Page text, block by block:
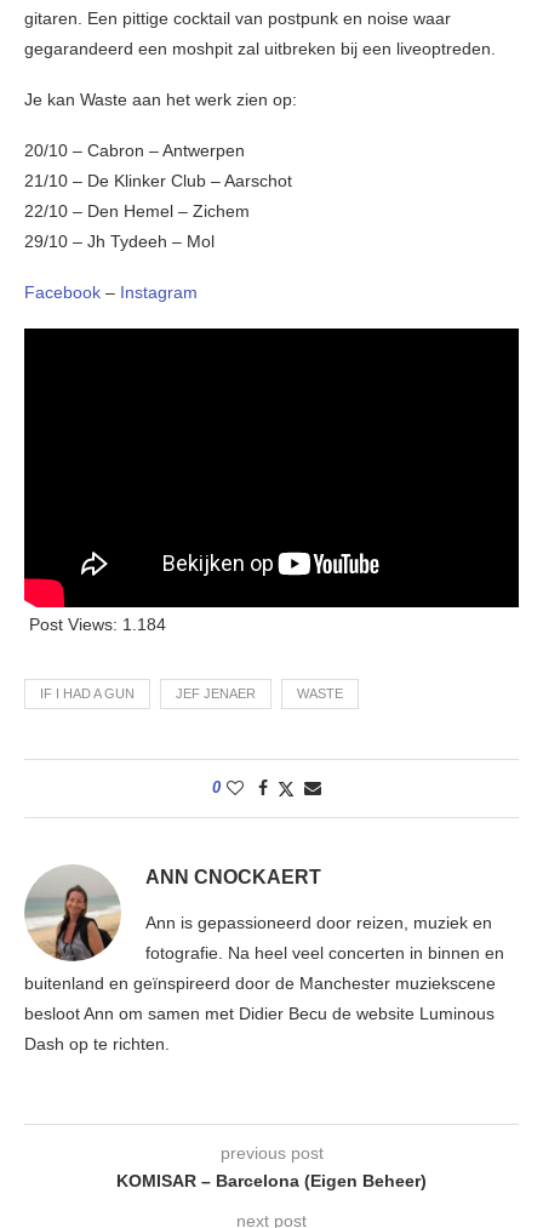
gitaren. Een pittige cocktail van postpunk en noise waar
gegarandeerd een moshpit zal uitbreken bij een liveoptreden.
Je kan Waste aan het werk zien op:
20/10 – Cabron – Antwerpen
21/10 – De Klinker Club – Aarschot
22/10 – Den Hemel – Zichem
29/10 – Jh Tydeeh – Mol
Facebook – Instagram
Post Views: 1.184
IF I HAD A GUN JEF JENAER WASTE
0
ANN CNOCKAERT
Ann is gepassioneerd door reizen, muziek en
fotografie. Na heel veel concerten in binnen en
buitenland en geïnspireerd door de Manchester muziekscene
besloot Ann om samen met Didier Becu de website Luminous
Dash op te richten.
previous post
KOMISAR – Barcelona (Eigen Beheer)
next post